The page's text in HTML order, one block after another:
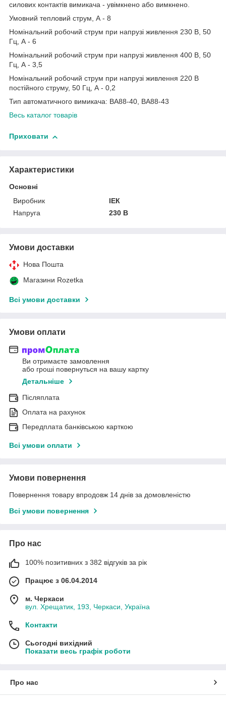
силових контактів вимикача - увімкнено або вимкнено.
Умовний тепловий струм, А - 8
Номінальний робочий струм при напрузі живлення 230 В, 50
Гц, А - 6
Номінальний робочий струм при напрузі живлення 400 В, 50
Гц, А - 3,5
Номінальний робочий струм при напрузі живлення 220 В
постійного струму, 50 Гц, А - 0,2
Тип автоматичного вимикача: ВА88-40, ВА88-43
Весь каталог товарів
Приховати
Характеристики
Основні
Виробник
ІЕК
Напруга
230 В
Умови доставки
Нова Пошта
Магазини Rozetka
Всі умови доставки
Умови оплати
Ви отримаєте замовлення
або гроші повернуться на вашу картку
Детальніше
Післяплата
Оплата на рахунок
Передплата банківською карткою
Всі умови оплати
Умови повернення
Повернення товару впродовж 14 днів за домовленістю
Всі умови повернення
Про нас
100% позитивних з 382 відгуків за рік
Працює з 06.04.2014
м. Черкаси
вул. Хрещатик, 193, Черкаси, Україна
Контакти
Сьогодні вихідний
Показати весь графік роботи
Про нас